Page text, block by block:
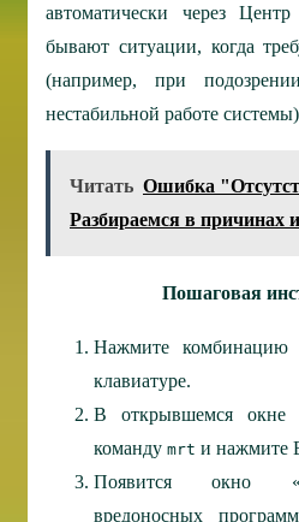
автоматически через
бывают ситуации, когда
(например, при
нестабильной работе
Читать Ошибка
Разбираемся в причинах
Пошаговая
Нажмите
клавиатуре.
В открывшемся окне
команду mrt и нажмите
Появится окно
вредоносных